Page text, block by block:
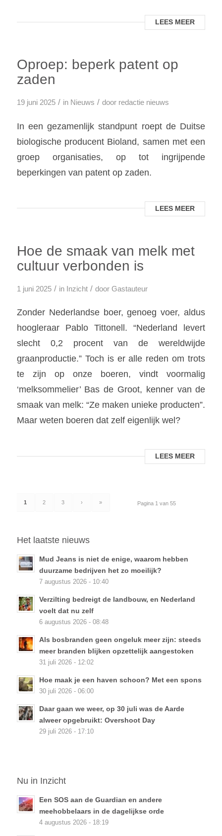
LEES MEER
Oproep: beperk patent op
zaden
19 juni 2025 / in Nieuws / door redactie nieuws
In een gezamenlijk standpunt roept de Duitse
biologische producent Bioland, samen met een
groep organisaties, op tot ingrijpende
beperkingen van patent op zaden.
LEES MEER
Hoe de smaak van melk met
cultuur verbonden is
1 juni 2025 / in Inzicht / door Gastauteur
Zonder Nederlandse boer, genoeg voer, aldus
hoogleraar Pablo Tittonell. “Nederland levert
slecht 0,2 procent van de wereldwijde
graanproductie.” Toch is er alle reden om trots
te zijn op onze boeren, vindt voormalig
‘melksommelier’ Bas de Groot, kenner van de
smaak van melk: “Ze maken unieke producten”.
Maar weten boeren dat zelf eigenlijk wel?
LEES MEER
Pagina 1 van 55
1 2 3 › »
Het laatste nieuws
Mud Jeans is niet de enige, waarom hebben
duurzame bedrijven het zo moeilijk?
7 augustus 2026 - 10:40
Verzilting bedreigt de landbouw, en Nederland
voelt dat nu zelf
6 augustus 2026 - 08:48
Als bosbranden geen ongeluk meer zijn: steeds
meer branden blijken opzettelijk aangestoken
31 juli 2026 - 12:02
Hoe maak je een haven schoon? Met een spons
30 juli 2026 - 06:00
Daar gaan we weer, op 30 juli was de Aarde
alweer opgebruikt: Overshoot Day
29 juli 2026 - 17:10
Nu in Inzicht
Een SOS aan de Guardian en andere
meehobbelaars in de dagelijkse orde
4 augustus 2026 - 18:19